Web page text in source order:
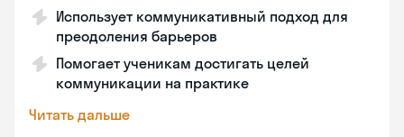
Использует коммуникативный подход для
преодоления барьеров
Помогает ученикам достигать целей
коммуникации на практике
Читать дальше